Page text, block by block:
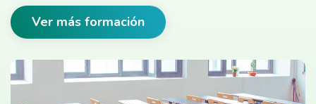
Ver más formación